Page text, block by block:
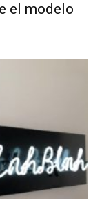
el modelo